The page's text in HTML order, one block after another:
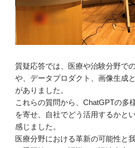
質疑応答では、医療や治験分野で
や、データプロダクト、画像生成
がありました。
これらの質問から、ChatGPTの多
を寄せ、自社でどう活用するかと
感じました。
医療分野における革新の可能性と